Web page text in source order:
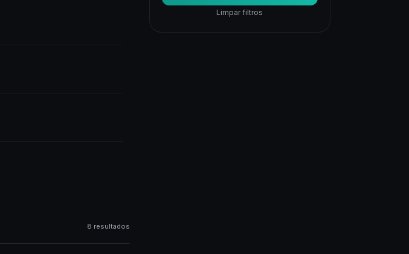
8 resultados
Visualização de Dados
Limpar filtros